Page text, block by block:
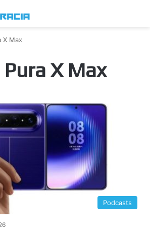
X Max
X Max
Podcasts